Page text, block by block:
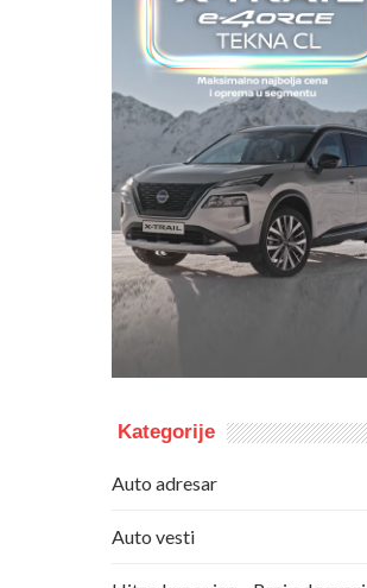
Kategorije
Auto adresar
Auto vesti